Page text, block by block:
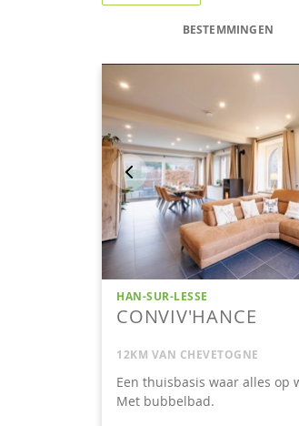
BESTEMMINGEN